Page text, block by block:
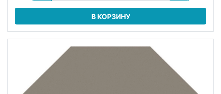
В КОРЗИНУ